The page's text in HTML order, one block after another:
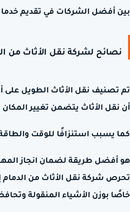
بين أفضل الشركات في تقديم خدمات
نصائح لشركة نقل الأثاث من
تم تصنيف نقل الأثاث الطويل على
أن نقل الأثاث يتضمن تغيير
كما يسبب استنزافًا للوقت
هو أفضل طريقة لضمان انجاز
تحرص شركة نقل الأثاث من الدمام
خاصًا بوزن الأشياء المنقولة